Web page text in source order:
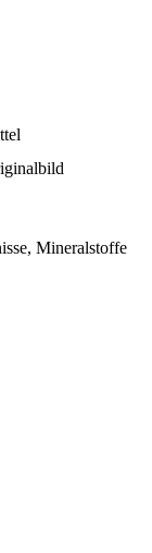
Mineralstoffe